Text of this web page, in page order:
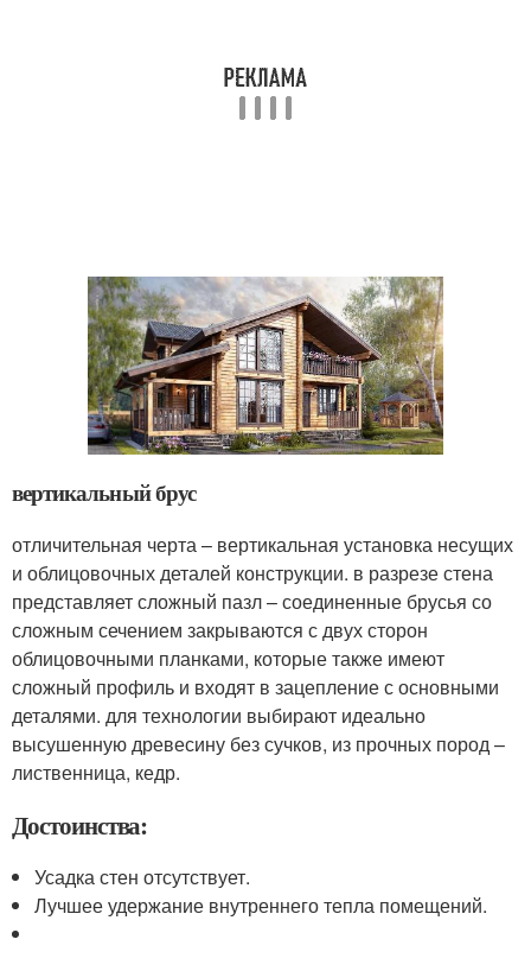
вертикальный брус
отличительная черта – вертикальная установка несущих
и облицовочных деталей конструкции. в разрезе стена
представляет сложный пазл – соединенные брусья со
сложным сечением закрываются с двух сторон
облицовочными планками, которые также имеют
сложный профиль и входят в зацепление с основными
деталями. для технологии выбирают идеально
высушенную древесину без сучков, из прочных пород –
лиственница, кедр.
Достоинства:
Усадка стен отсутствует.
Лучшее удержание внутреннего тепла помещений.